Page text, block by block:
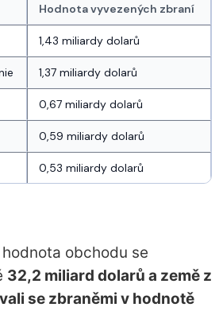
Hodnota vyvezených zbraní
1,43 miliardy dolarů
1,37 miliardy dolarů
0,67 miliardy dolarů
0,59 miliardy dolarů
0,53 miliardy dolarů
obchodu se
32,2 miliard dolarů a země z
se zbraněmi v hodnotě